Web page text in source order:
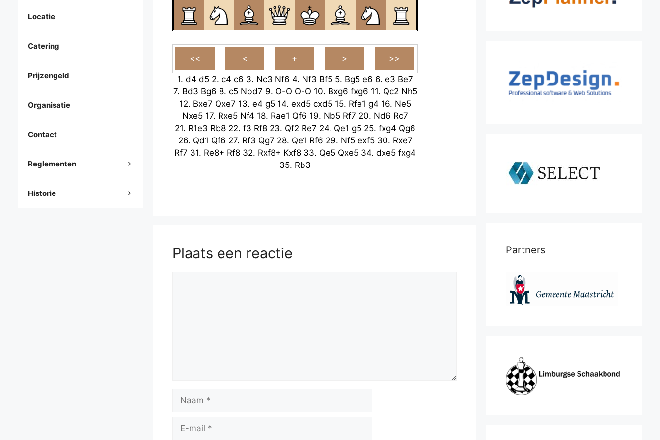
1. d4 d5 2. c4 c6 3. Nc3 Nf6 4. Nf3 Bf5 5. Bg5 e6 6. e3 Be7
7. Bd3 Bg6 8. c5 Nbd7 9. O-O O-O 10. Bxg6 fxg6 11. Qc2 Nh5
12. Bxe7 Qxe7 13. e4 g5 14. exd5 cxd5 15. Rfe1 g4 16. Ne5
Nxe5 17. Rxe5 Nf4 18. Rae1 Qf6 19. Nb5 Rf7 20. Nd6 Rc7
21. R1e3 Rb8 22. f3 Rf8 23. Qf2 Re7 24. Qe1 g5 25. fxg4 Qg6
26. Qd1 Qf6 27. Rf3 Qg7 28. Qe1 Rf6 29. Nf5 exf5 30. Rxe7
Rf7 31. Re8+ Rf8 32. Rxf8+ Kxf8 33. Qe5 Qxe5 34. dxe5 fxg4
35. Rb3
Plaats een reactie
mail
Locatie
Catering
Prijzengeld
Organisatie
Contact
Reglementen
Historie
Partners